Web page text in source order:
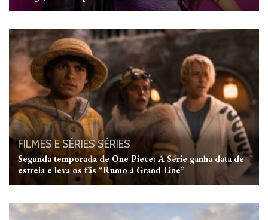
FILMES E SÉRIESSÉRIES
Segunda temporada de One Piece: A Série ganha data de
estreia e leva os fãs “Rumo à Grand Line”